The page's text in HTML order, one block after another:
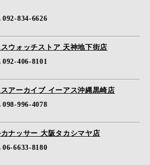
834-6626
ウォッチストア 天神地下街店
406-8101
アーカイブ イーアス沖縄黒崎店
996-4078
ナッサー 大阪タカシマヤ店
6633-8180